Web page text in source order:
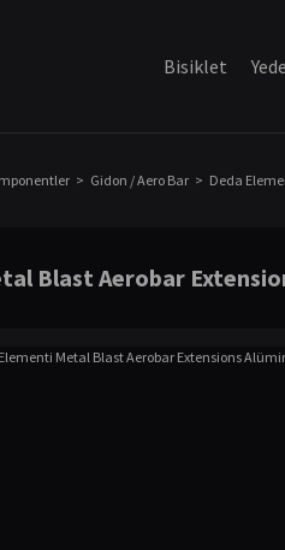
Bisiklet
Gidon / Aero Bar Deda
Blast Aerobar